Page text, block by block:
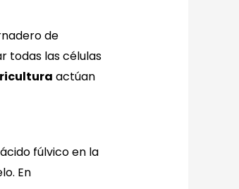
de
todas las células
actúan
fúlvico en la
En